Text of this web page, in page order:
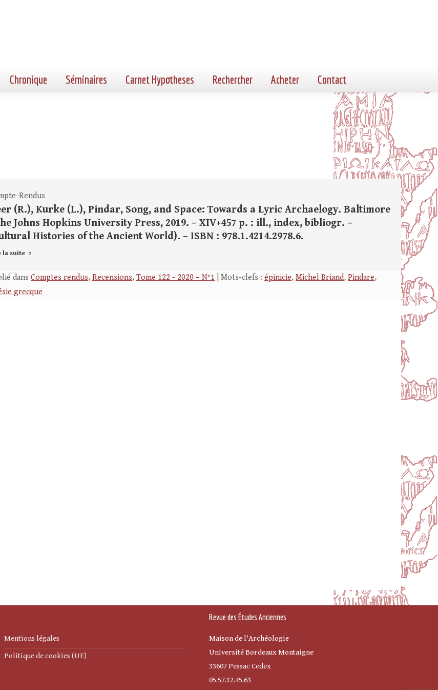
Chronique Séminaires Carnet Hypotheses Rechercher Acheter Contact
Rendus
(R.), Kurke (L.), Pindar, Song, and Space: Towards a Lyric Archaelogy. Baltimore
Johns Hopkins University Press, 2019. – XIV+457 p. : ill., index, bibliogr. –
Histories of the Ancient World). – ISBN : 978.1.4214.2978.6.
la suite
dans Comptes rendus, Recensions, Tome 122 - 2020 – N°1 | Mots-clefs : épinicie, Michel Briand, Pindare,
grecque
Mentions légales
Politique de cookies (UE)
Revue des Études Anciennes
Maison de l'Archéologie
Université Bordeaux Montaigne
33607 Pessac Cedex
05.57.12.45.63